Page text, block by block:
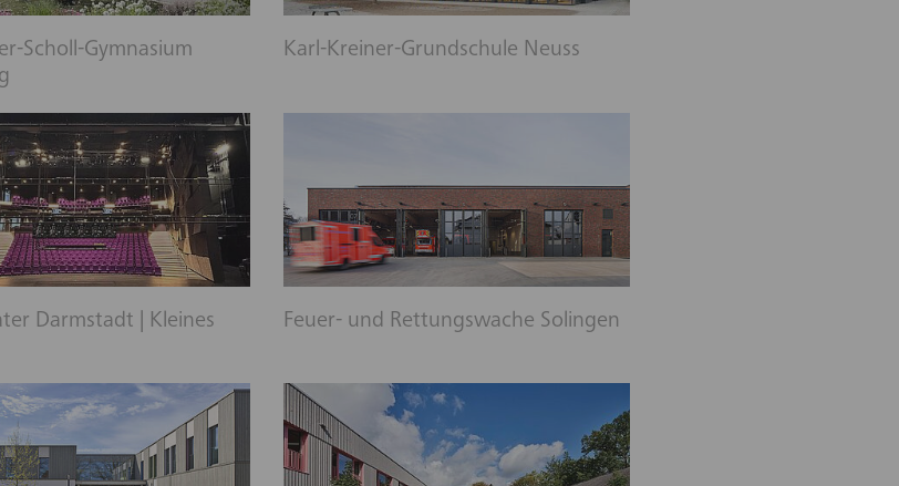
Scholl-Gymnasium
Karl-Kreiner-Grundschule Neuss
Darmstadt | Kleines
Feuer- und Rettungswache Solingen